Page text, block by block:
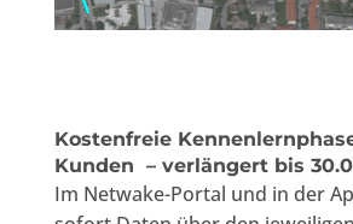
Kostenfreie
Kunden – verlängert bis
Im Netwake-Portal und in der